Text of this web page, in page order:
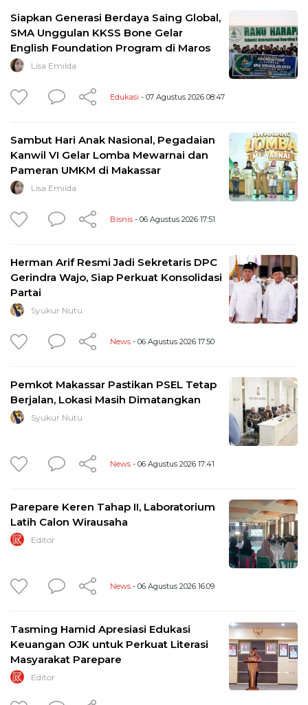
Siapkan Generasi Berdaya Saing Global,
SMA Unggulan KKSS Bone Gelar
English Foundation Program di Maros
Lisa Emilda
Edukasi - 07 Agustus 2026 08:47
Sambut Hari Anak Nasional, Pegadaian
Kanwil VI Gelar Lomba Mewarnai dan
Pameran UMKM di Makassar
Lisa Emilda
Bisnis - 06 Agustus 2026 17:51
Herman Arif Resmi Jadi Sekretaris DPC
Gerindra Wajo, Siap Perkuat Konsolidasi
Partai
Syukur Nutu
News - 06 Agustus 2026 17:50
Pemkot Makassar Pastikan PSEL Tetap
Berjalan, Lokasi Masih Dimatangkan
Syukur Nutu
News - 06 Agustus 2026 17:41
Parepare Keren Tahap II, Laboratorium
Latih Calon Wirausaha
Editor
News - 06 Agustus 2026 16:09
Tasming Hamid Apresiasi Edukasi
Keuangan OJK untuk Perkuat Literasi
Masyarakat Parepare
Editor